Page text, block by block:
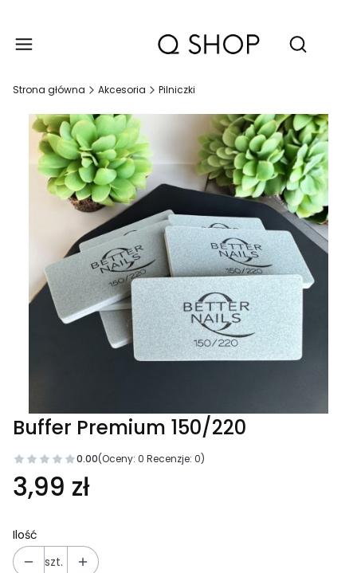
Otwórz
Strona główna Akcesoria Pilniczki
Buffer Premium 150/220
0.00(Oceny: 0 Recenzje: 0)
3,99 zł
Ilość
szt.